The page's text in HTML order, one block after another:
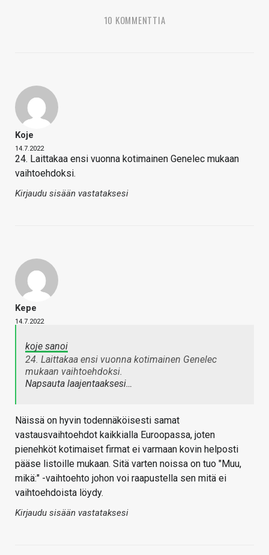
10 KOMMENTTIA
Koje
14.7.2022
24. Laittakaa ensi vuonna kotimainen Genelec mukaan
vaihtoehdoksi.
Kirjaudu sisään vastataksesi
Kepe
14.7.2022
koje sanoi
24. Laittakaa ensi vuonna kotimainen Genelec
mukaan vaihtoehdoksi.
Napsauta laajentaaksesi…
Näissä on hyvin todennäköisesti samat
vastausvaihtoehdot kaikkialla Euroopassa, joten
pienehköt kotimaiset firmat ei varmaan kovin helposti
pääse listoille mukaan. Sitä varten noissa on tuo "Muu,
mikä:" -vaihtoehto johon voi raapustella sen mitä ei
vaihtoehdoista löydy.
Kirjaudu sisään vastataksesi